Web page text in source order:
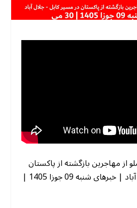
مهاجرین بازگشته از پاکستان
در مسیر کابل – جلال آباد | خبرهای شنبه 09 جوزا 1405 |